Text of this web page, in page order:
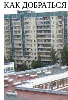
КАК ДОБРАТЬСЯ